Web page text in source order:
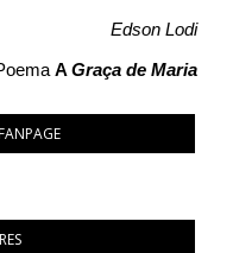
Edson Lodi
A Graça de Maria